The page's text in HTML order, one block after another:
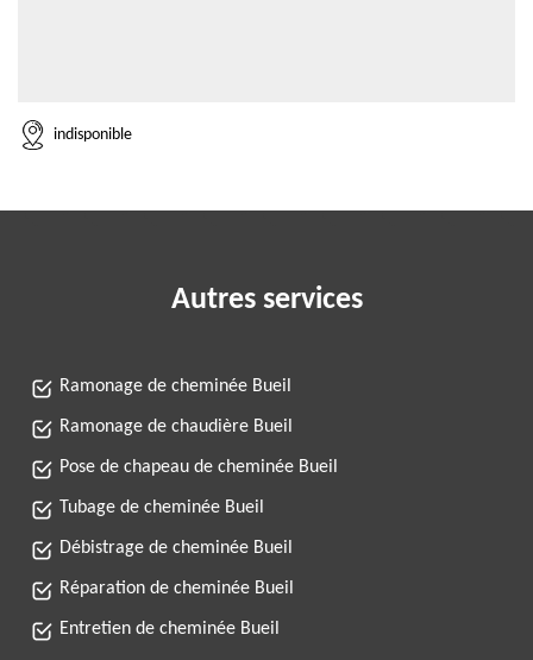
indisponible
Autres services
Ramonage de cheminée Bueil
Ramonage de chaudière Bueil
Pose de chapeau de cheminée Bueil
Tubage de cheminée Bueil
Débistrage de cheminée Bueil
Réparation de cheminée Bueil
Entretien de cheminée Bueil